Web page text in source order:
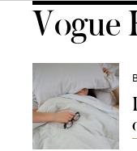
Vogue